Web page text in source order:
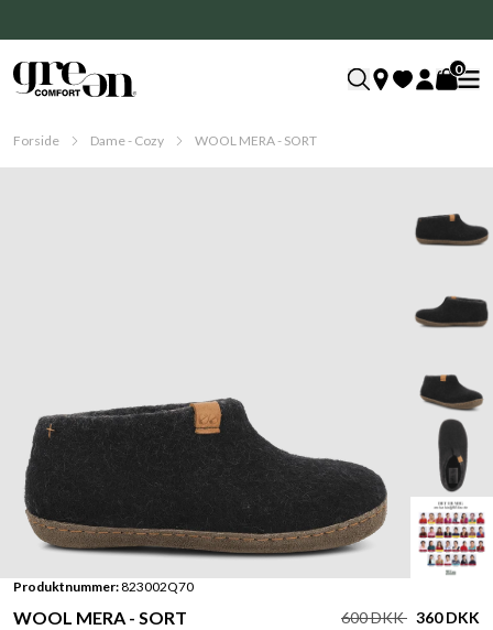
0
Forside Dame - Cozy WOOL MERA - SORT
Produktnummer:823002Q70
WOOL MERA - SORT 600 DKK 360 DKK